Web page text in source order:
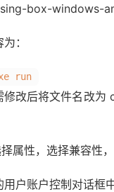
box-windows-
：
run
修改后将文件名改
属性，选择兼容性
户账户控制对话框